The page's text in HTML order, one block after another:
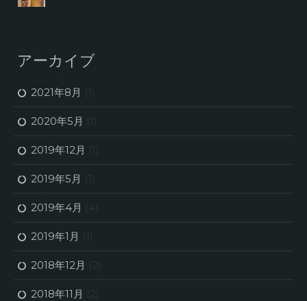
アーカイブ
2021年8月 (1)
2020年5月 (1)
2019年12月 (1)
2019年5月 (1)
2019年4月 (4)
2019年1月 (1)
2018年12月 (2)
2018年11月 (2)